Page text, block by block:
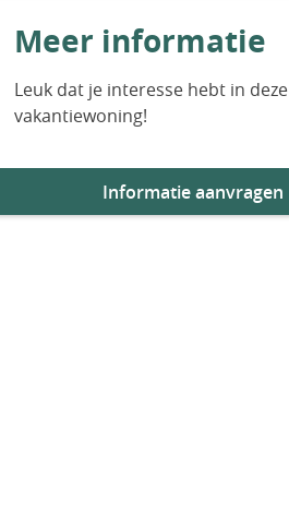
Meer informatie
Leuk dat je interesse hebt in deze
vakantiewoning!
Informatie aanvragen